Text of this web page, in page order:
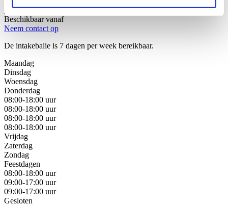
088 - 629 00 40
Beschikbaar vanaf
Neem contact op
De intakebalie is 7 dagen per week bereikbaar.
Maandag
Dinsdag
Woensdag
Donderdag
08:00-18:00 uur
08:00-18:00 uur
08:00-18:00 uur
08:00-18:00 uur
Vrijdag
Zaterdag
Zondag
Feestdagen
08:00-18:00 uur
09:00-17:00 uur
09:00-17:00 uur
Gesloten